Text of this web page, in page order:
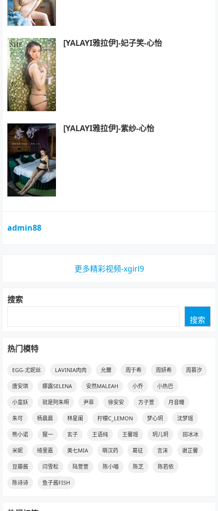
[YALAYI雅拉伊]-妃子笑-心怡
[YALAYI雅拉伊]-紫纱-心怡
admin88
更多精彩视频-xgirl9
搜索
搜索
热门模特
EGG-尤妮丝 LAVINIA肉肉 允薾 周于希 周妍希 周慕汐
唐安琪 娜露SELENA 安然MALEAH 小乔 小热巴
小蛮妖 就是阿朱啊 尹菲 徐安安 方子萱 月音瞳
朱可 杨晨晨 林星阑 柠檬C_LEMON 梦心玥 沈梦瑶
熊小诺 猩一 玄子 王语纯 王馨瑶 玥儿玥 田冰冰
米妮 绮里嘉 美七MIA 萌汉药 葛征 言沫 谢芷馨
豆瓣酱 闫雪松 陆萱萱 陈小喵 陈芝 陈若依
陈诗诗 鱼子酱FISH